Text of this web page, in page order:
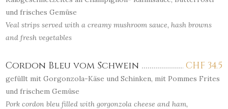
und frisches Gemüse
Veal strips served with a creamy mushroom sauce, hash browns
and fresh vegetables
CHF 34.5
Cordon Bleu vom Schwein
gefüllt mit Gorgonzola-Käse und Schinken, mit Pommes Frites
und frischem Gemüse
Pork cordon bleu filled with gorgonzola cheese and ham,